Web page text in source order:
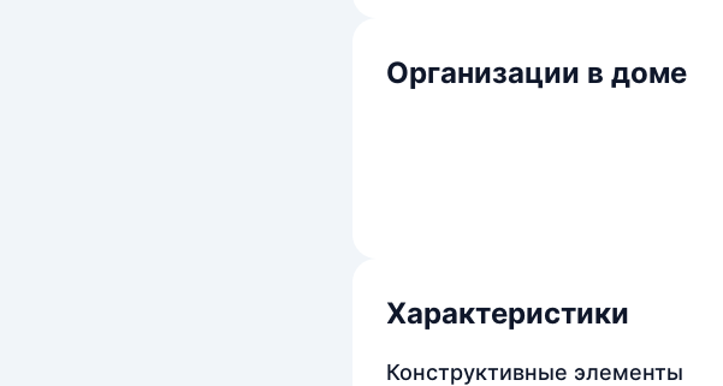
Организации в доме
Характеристики
Конструктивные элементы